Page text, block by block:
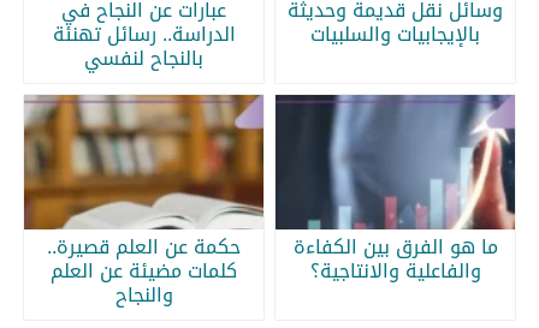
وسائل نقل قديمة وحديثة
بالإيجابيات والسلبيات
عبارات عن النجاح في
الدراسة.. رسائل تهنئة
بالنجاح لنفسي
ما هو الفرق بين الكفاءة
والفاعلية والانتاجية؟
حكمة عن العلم قصيرة..
كلمات مضيئة عن العلم
والنجاح